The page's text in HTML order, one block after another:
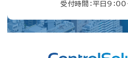
受付時間：平日9：